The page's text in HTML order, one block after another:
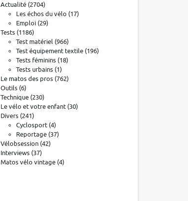
Actualité (2704)
Les échos du vélo (17)
Emploi (29)
Tests (1186)
Test matériel (966)
Test équipement textile (196)
Tests féminins (18)
Tests urbains (1)
Le matos des pros (762)
Outils (6)
Technique (230)
Le vélo et votre enfant (30)
Divers (241)
Cyclosport (4)
Reportage (37)
Vélobsession (42)
Interviews (37)
Matos vélo vintage (4)